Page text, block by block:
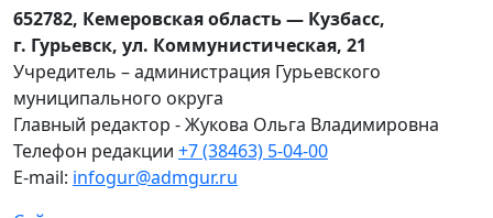
652782, Кемеровская область — Кузбасс,
г. Гурьевск, ул. Коммунистическая, 21
Учредитель – администрация Гурьевского
муниципального округа
Главный редактор - Жукова Ольга Владимировна
Телефон редакции +7 (38463) 5-04-00
E-mail: infogur@admgur.ru